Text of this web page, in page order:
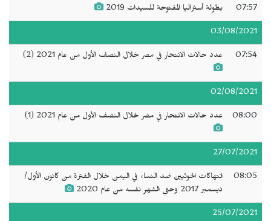
07:57 بطولة أستراليا المفتوحة للسيدات 2019
03/08/2021
07:54 عدد حالات الانتحار في مصر خلال النصف الأول من عام 2021 (2)
02/08/2021
08:00 عدد حالات الانتحار في مصر خلال النصف الأول من عام 2021 (1)
27/07/2021
08:05
انتهاكات الحوثيين ضد النساء في اليمن خلال الفترة من كانون الأول/
ديسمبر 2017 وحتى الشهر نفسه من عام 2020
25/07/2021